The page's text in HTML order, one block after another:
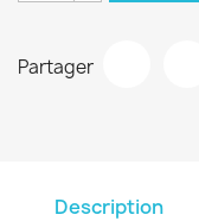
Partager
Description